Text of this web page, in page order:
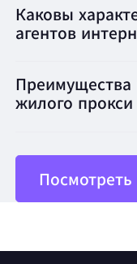
BestProxy не
Каковы
агентов
Преимущества
жилого прокси